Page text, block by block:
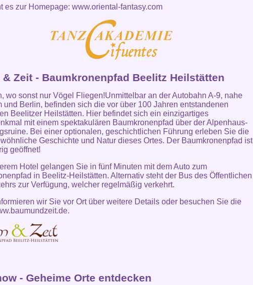
es zur Homepage: www.oriental-fantasy.com
& Zeit - Baumkronenpfad Beelitz Heilstätten
wo sonst nur Vögel Fliegen!Unmittelbar an der Autobahn A-9, nahe
und Berlin, befinden sich die vor über 100 Jahren entstandenen
Beelitzer Heilstätten. Hier befindet sich ein einzigartiges
mit einem spektakulären Baumkronenpfad über der Alpenhaus-
Bei einer optionalen, geschichtlichen Führung erleben Sie die
Geschichte und Natur dieses Ortes. Der Baumkronenpfad ist
geöffnet!
Hotel gelangen Sie in fünf Minuten mit dem Auto zum
in Beelitz-Heilstätten. Alternativ steht der Bus des Öffentlichen
zur Verfügung, welcher regelmäßig verkehrt.
wir Sie vor Ort über weitere Details oder besuchen Sie die
.
- Geheime Orte entdecken